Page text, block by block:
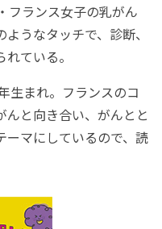
フランス女子の乳がん
うなタッチで、診断、
ている。
生まれ。フランスのコ
と向き合い、がんとと
ーマにしているので、読